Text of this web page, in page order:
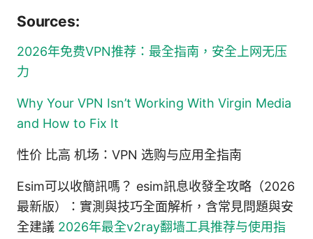
Sources:
2026年免费VPN推荐：最全指南，安全上网无压
力
Why Your VPN Isn’t Working With Virgin Media
and How to Fix It
性价 比高 机场：VPN 选购与应用全指南
Esim可以收簡訊嗎？ esim訊息收發全攻略（2026
最新版）：實測與技巧全面解析，含常見問題與安
全建議 2026年最全v2ray翻墙工具推荐与使用指